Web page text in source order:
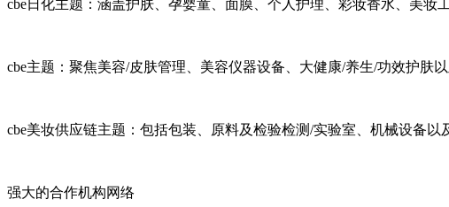
cbe日化主题：涵盖护肤、孕婴童、面膜、个人护理、彩妆香水、美妆
cbe主题：聚焦美容/皮肤管理、美容仪器设备、大健康/养生/功效护肤
cbe美妆供应链主题：包括包装、原料及检验检测/实验室、机械设备以
强大的合作机构网络